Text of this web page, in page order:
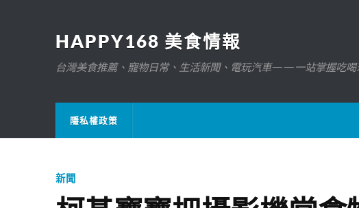
HAPPY168 美食情報
台灣美食推薦、寵物日常、生活新聞、電玩汽車——一站掌握吃喝
隱私權政策
新聞